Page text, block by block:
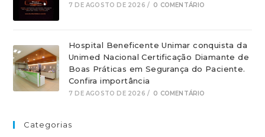
7 DE AGOSTO DE 2026 / 0 COMENTÁRIO
Hospital Beneficente Unimar conquista da
Unimed Nacional Certificação Diamante de
Boas Práticas em Segurança do Paciente.
Confira importância
7 DE AGOSTO DE 2026 / 0 COMENTÁRIO
Categorias